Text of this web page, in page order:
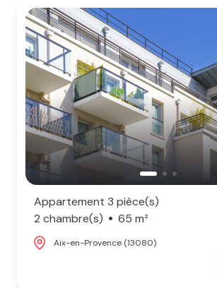
Appartement 3 pièce(s)
2 chambre(s)
65 m²
Aix-en-Provence (13080)